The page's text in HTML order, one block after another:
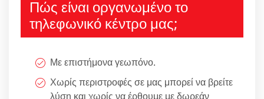
Πώς είναι οργανωμένο το
τηλεφωνικό κέντρο μας;
Με επιστήμονα γεωπόνο.
Χωρίς περιστροφές σε μας μπορεί να βρείτε
λύση και χωρίς να έρθουμε με δωρεάν